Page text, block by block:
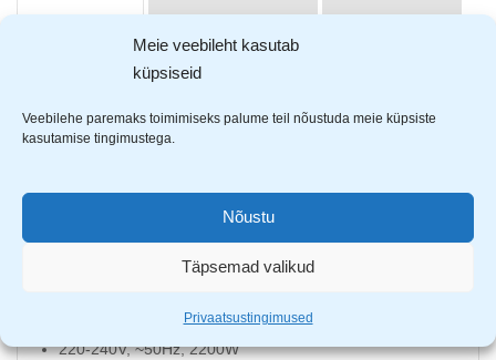
Meie veebileht kasutab
küpsiseid
Veebilehe paremaks toimimiseks palume teil nõustuda meie küpsiste
kasutamise tingimustega.
Nõustu
Täpsemad valikud
Privaatsustingimused
ARVUSTUSED (1) TOOTJAD (1)
elektriline veekeetja
Mahutavus: 1.7L
Kaasaegne ergonoomiline disain
Automaatne väljalülitus
Kuumuskindel plastmass
Ülekuumenemise kaitse
220-240V, ~50Hz, 2200W